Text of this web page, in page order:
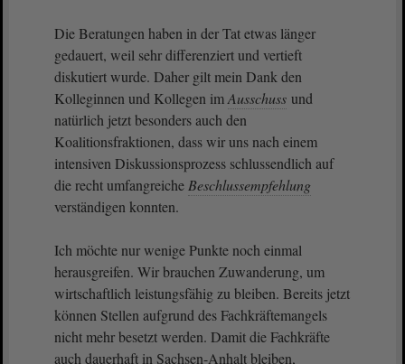
Die Beratungen haben in der Tat etwas länger
gedauert, weil sehr differenziert und vertieft
diskutiert wurde. Daher gilt mein Dank den
Kolleginnen und Kollegen imAusschuss und
natürlich jetzt besonders auch den
Koalitionsfraktionen, dass wir uns nach einem
intensiven Diskussionsprozess schlussendlich auf
die recht umfangreiche Beschlussempfehlung
verständigen konnten.
Ich möchte nur wenige Punkte noch einmal
herausgreifen. Wir brauchen Zuwanderung, um
wirtschaftlich leistungsfähig zu bleiben. Bereits jetzt
können Stellen aufgrund des Fachkräftemangels
nicht mehr besetzt werden. Damit die Fachkräfte
auch dauerhaft in Sachsen-Anhalt bleiben,